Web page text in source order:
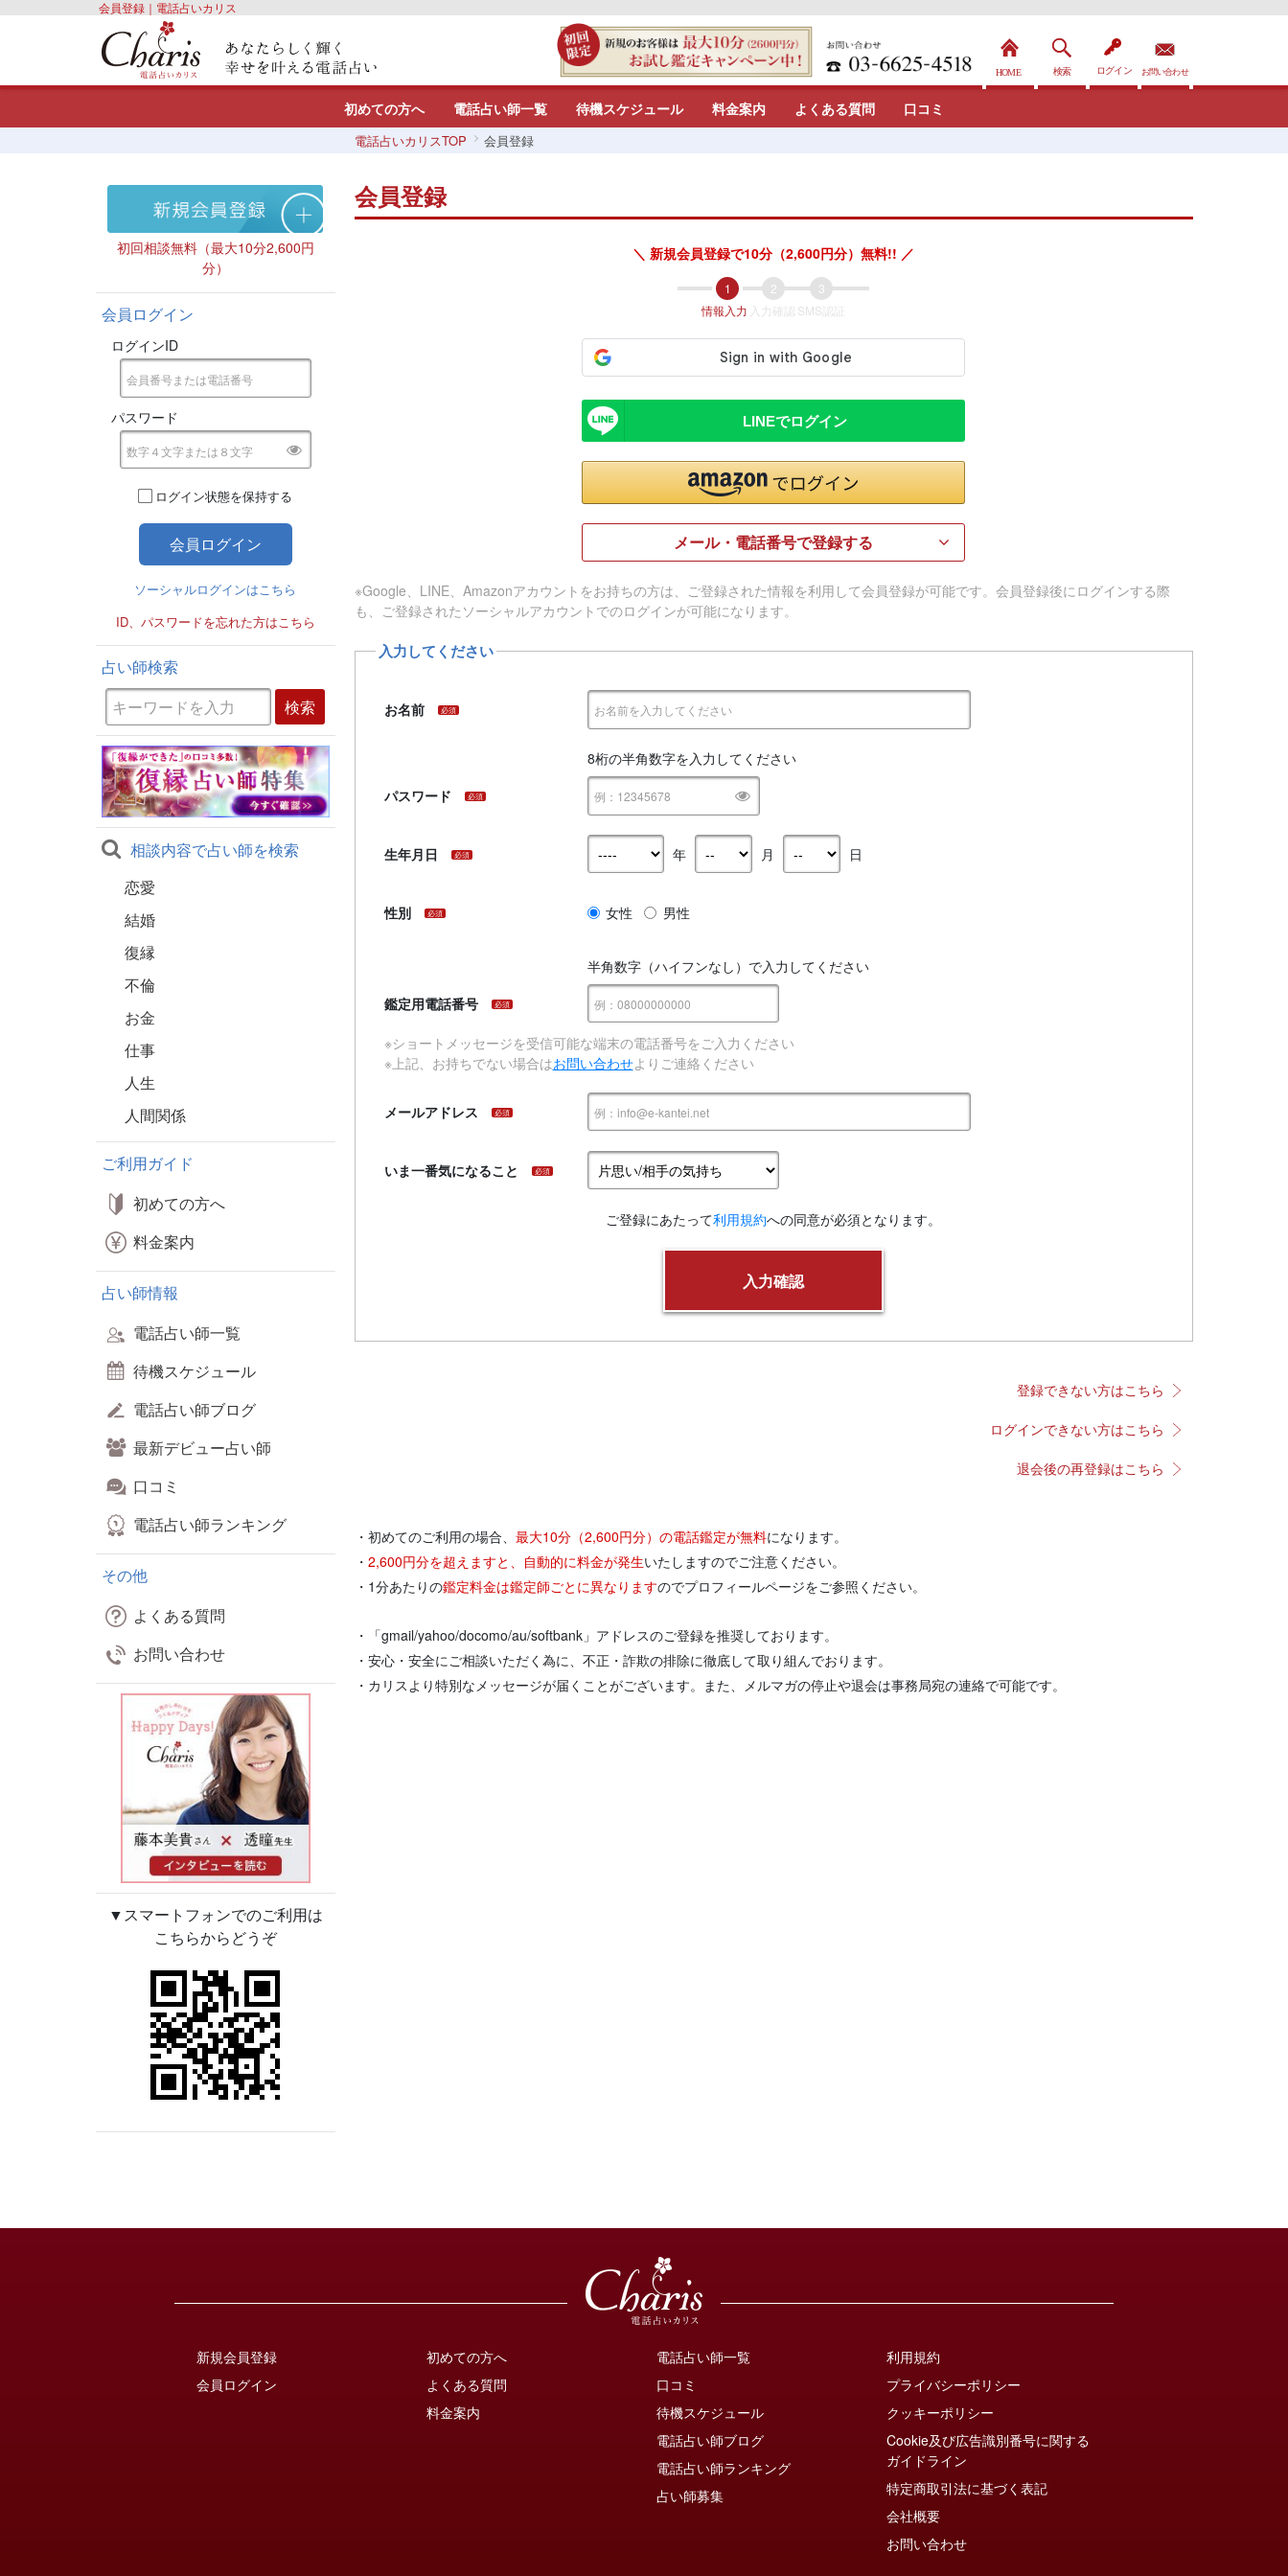
会員登録｜電話占いカリス
初めての方へ 電話占い師一覧 待機スケジュール 料金案内 よくある質問 口コミ
電話占いカリスTOP 会員登録
初回相談無料（最大10分2,600円
分）
会員ログイン
ログインID
パスワード
ログイン状態を保持する
ソーシャルログインはこちら
ID、パスワードを忘れた方はこちら
占い師検索
相談内容で占い師を検索
恋愛
結婚
復縁
不倫
お金
仕事
人生
人間関係
ご利用ガイド
初めての方へ
料金案内
占い師情報
電話占い師一覧
待機スケジュール
電話占い師ブログ
最新デビュー占い師
口コミ
電話占い師ランキング
その他
よくある質問
お問い合わせ
▼スマートフォンでのご利用は
こちらからどうぞ
会員登録
＼ 新規会員登録で10分（2,600円分）無料!! ／
情報入力 入力確認 SMS認証
LINEでログイン
メール・電話番号で登録する
※Google、LINE、Amazonアカウントをお持ちの方は、ご登録された情報を利用して会員登録が可能です。会員登録後にログインする際
も、ご登録されたソーシャルアカウントでのログインが可能になります。
入力してください
お名前 必須
パスワード 必須
8桁の半角数字を入力してください
生年月日 必須 年 月 日
性別 必須 女性 男性
鑑定用電話番号 必須
半角数字（ハイフンなし）で入力してください
※ショートメッセージを受信可能な端末の電話番号をご入力ください
※上記、お持ちでない場合はお問い合わせよりご連絡ください
メールアドレス 必須
いま一番気になること 必須
ご登録にあたって利用規約への同意が必須となります。
登録できない方はこちら
ログインできない方はこちら
退会後の再登録はこちら
・初めてのご利用の場合、 最大10分（2,600円分）の電話鑑定が無料になります。
・ 2,600円分を超えますと、自動的に料金が発生いたしますのでご注意ください。
・1分あたりの鑑定料金は鑑定師ごとに異なりますのでプロフィールページをご参照ください。
・「gmail/yahoo/docomo/au/softbank」アドレスのご登録を推奨しております。
・安心・安全にご相談いただく為に、不正・詐欺の排除に徹底して取り組んでおります。
・カリスより特別なメッセージが届くことがございます。また、メルマガの停止や退会は事務局宛の連絡で可能です。
新規会員登録
会員ログイン
初めての方へ
よくある質問
料金案内
電話占い師一覧
口コミ
待機スケジュール
電話占い師ブログ
電話占い師ランキング
占い師募集
利用規約
プライバシーポリシー
クッキーポリシー
Cookie及び広告識別番号に関する
ガイドライン
特定商取引法に基づく表記
会社概要
お問い合わせ